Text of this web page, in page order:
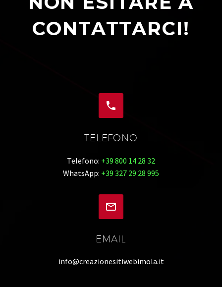
CONTATTARCI!


TELEFONO
Telefono: +39 800 14 28 32
WhatsApp: +39 327 29 28 995


EMAIL
info@creazionesitiwebimola.it